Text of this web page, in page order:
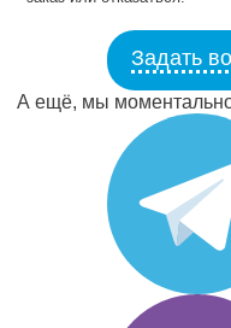
Задать
А ещё, мы